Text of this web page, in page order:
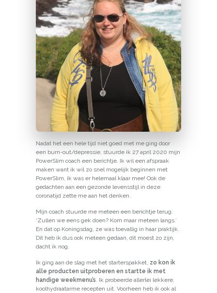
Nadat het een hele tijd niet goed met me ging door
een burn-out/depressie, stuurde ik 27 april 2020 mijn
PowerSlim coach een berichtje. Ik wil een afspraak
maken want ik wil zo snel mogelijk beginnen met
PowerSlim, ik was er helemaal klaar mee! Ook de
gedachten aan een gezonde levensstijl in deze
coronatijd zette me aan het denken.
Mijn coach stuurde me meteen een berichtje terug:
‘Zullen we eens gek doen? Kom maar meteen langs.’
En dat op Koningsdag, ze was toevallig in haar praktijk.
Dit heb ik dus ook meteen gedaan, dit moest zo zijn,
dacht ik nog.
Ik ging aan de slag met het starterspakket, zo kon ik
alle producten uitproberen en startte ik met
handige weekmenu’s. Ik probeerde allerlei lekkere,
koolhydraatarme recepten uit. Voorheen heb ik ook al